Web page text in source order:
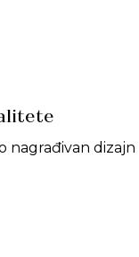
nagrađivan dizajn